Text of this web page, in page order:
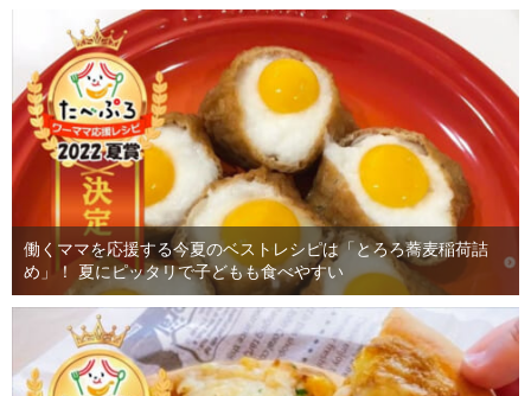
働くママを応援する今夏のベストレシピは「とろろ蕎麦稲荷詰
め」！ 夏にピッタリで子どもも食べやすい